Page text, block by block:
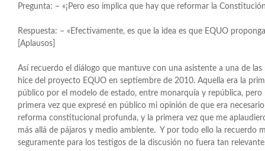
Pregunta: – «¡Pero eso implica que hay que reformar la
Respuesta: – «Efectivamente, es que la idea es que EQUO
[Aplausos]
Así recuerdo el diálogo que mantuve con una asistente a una de
hice del proyecto EQUO en septiembre de 2010. Aquella era la
público por el modelo de estado, entre monarquía y república,
primera vez que expresé en público mi opinión de que era
reforma constitucional profunda, y la primera vez que me
más allá de pájaros y medio ambiente. Y por todo ello la recuerdo
seguramente para los testigos de la discusión no fuera tan